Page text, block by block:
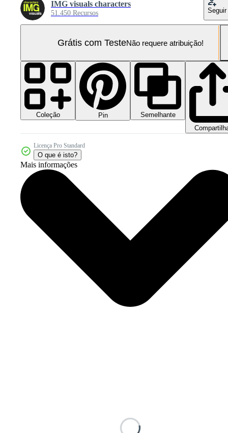
IMG visuals characters
51.450 Recursos Seguir
Grátis com TesteNão requere atribuição!
Coleção Pin
Semelhante
Licença Pro Standard
O que é isto?
Mais informações